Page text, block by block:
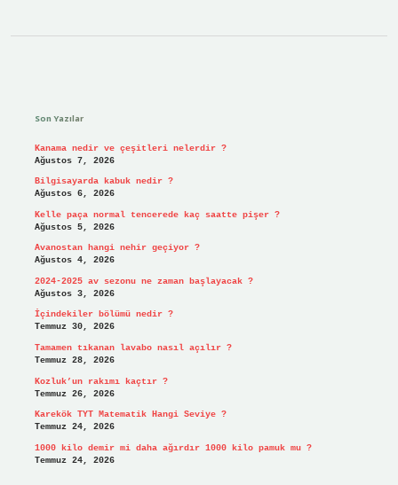
Son Yazılar
Kanama nedir ve çeşitleri nelerdir ?
Ağustos 7, 2026
Bilgisayarda kabuk nedir ?
Ağustos 6, 2026
Kelle paça normal tencerede kaç saatte pişer ?
Ağustos 5, 2026
Avanostan hangi nehir geçiyor ?
Ağustos 4, 2026
2024-2025 av sezonu ne zaman başlayacak ?
Ağustos 3, 2026
İçindekiler bölümü nedir ?
Temmuz 30, 2026
Tamamen tıkanan lavabo nasıl açılır ?
Temmuz 28, 2026
Kozluk’un rakımı kaçtır ?
Temmuz 26, 2026
Karekök TYT Matematik Hangi Seviye ?
Temmuz 24, 2026
1000 kilo demir mi daha ağırdır 1000 kilo pamuk mu ?
Temmuz 24, 2026